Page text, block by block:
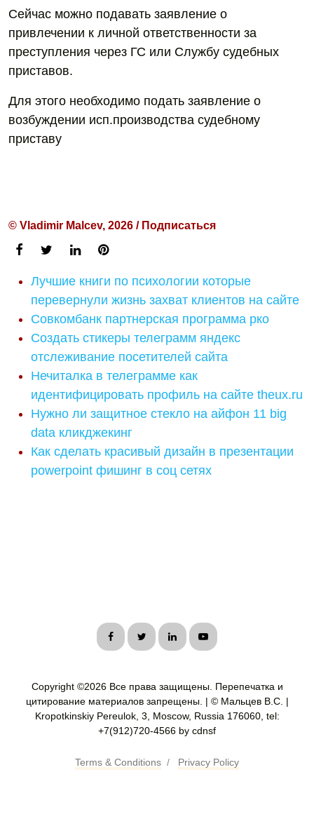
Сейчас можно подавать заявление о
привлечении к личной ответственности за
преступления через ГС или Службу судебных
приставов.
Для этого необходимо подать заявление о
возбуждении исп.производства судебному
приставу
© Vladimir Malcev, 2026 / Подписаться
Лучшие книги по психологии которые
перевернули жизнь захват клиентов на сайте
Совкомбанк партнерская программа рко
Создать стикеры телеграмм яндекс
отслеживание посетителей сайта
Нечиталка в телеграмме как
идентифицировать профиль на сайте theux.ru
Нужно ли защитное стекло на айфон 11 big
data кликджекинг
Как сделать красивый дизайн в презентации
powerpoint фишинг в соц сетях
Copyright ©2026 Все права защищены. Перепечатка и
цитирование материалов запрещены. | © Мальцев В.С. |
Kropotkinskiy Pereulok, 3, Moscow, Russia 176060, tel:
+7(912)720-4566 by cdnsf
Terms & Conditions / Privacy Policy